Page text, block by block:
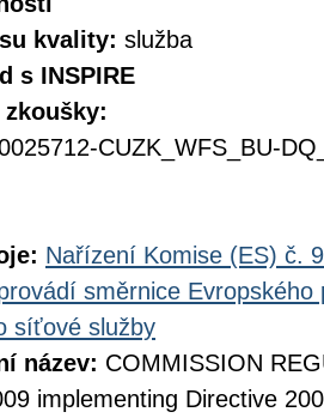
kvality: služba
s INSPIRE
CUZK_WFS_BU-
Nařízení Komise (ES) č.
směrnice
síťové služby
název: COMMISSION
implementing Directive